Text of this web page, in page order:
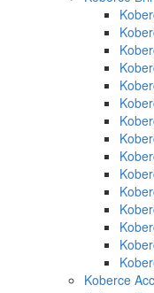
Koberce